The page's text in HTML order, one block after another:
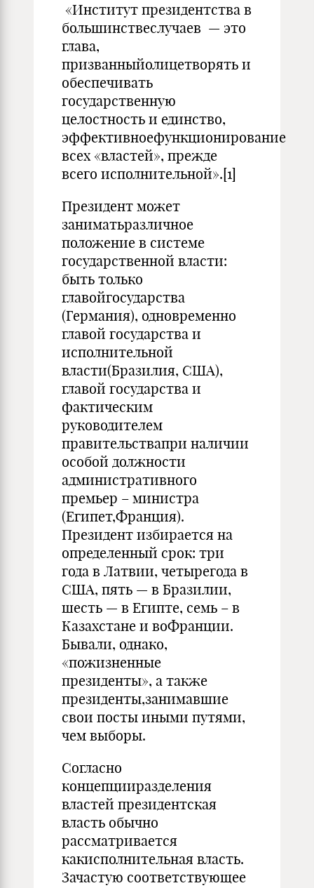
«Институт президентства в
большинствеслучаев — это
глава,
призванныйолицетворять и
обеспечивать
государственную
целостность и единство,
эффективноефункционирование
всех «властей», прежде
всего исполнительной».[1]
Президент может
заниматьразличное
положение в системе
государственной власти:
быть только
главойгосударства
(Германия), одновременно
главой государства и
исполнительной
власти(Бразилия, США),
главой государства и
фактическим
руководителем
правительствапри наличии
особой должности
административного
премьер – министра
(Египет,Франция).
Президент избирается на
определенный срок: три
года в Латвии, четырегода в
США, пять — в Бразилии,
шесть — в Египте, семь – в
Казахстане и воФранции.
Бывали, однако,
«пожизненные
президенты», а также
президенты,занимавшие
свои посты иными путями,
чем выборы.
Согласно
концепцииразделения
властей президентская
власть обычно
рассматривается
какисполнительная власть.
Зачастую соответствующее